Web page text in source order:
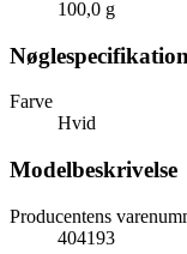
100,0 g
Nøglespecifikation
Farve
Hvid
Modelbeskrivelse
Producentens
404193